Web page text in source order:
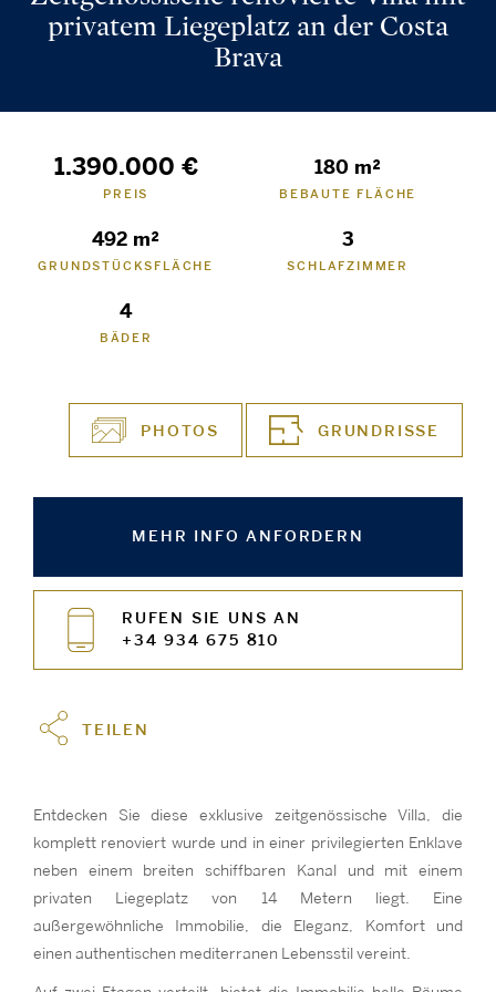
privatem Liegeplatz an der Costa
Brava
1.390.000 €
PREIS
180 m²
BEBAUTE FLÄCHE
492 m²
GRUNDSTÜCKSFLÄCHE
3
SCHLAFZIMMER
4
BÄDER
PHOTOS GRUNDRISSE
MEHR INFO ANFORDERN
RUFEN SIE UNS AN
+34 934 675 810
TEILEN
Entdecken Sie diese exklusive zeitgenössische Villa, die
komplett renoviert wurde und in einer privilegierten Enklave
neben einem breiten schiffbaren Kanal und mit einem
privaten Liegeplatz von 14 Metern liegt. Eine
außergewöhnliche Immobilie, die Eleganz, Komfort und
einen authentischen mediterranen Lebensstil vereint.